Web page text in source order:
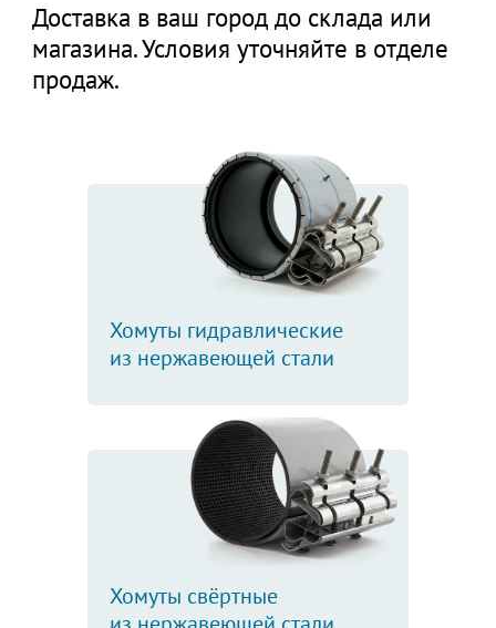
Доставка в ваш город до склада или
магазина. Условия уточняйте в отделе
продаж.
Хомуты гидравлические
из нержавеющей стали
Хомуты свёртные